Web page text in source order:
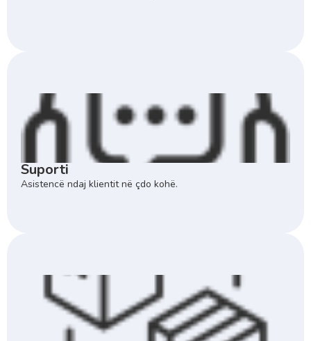
Suporti
Asistencë ndaj klientit në çdo kohë.